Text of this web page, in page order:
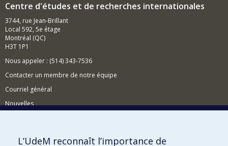
Centre d'études et de recherches internationales
3744, rue Jean-Brillant
Local 592, 5e étage
Montréal (QC)
H3T 1P1
Nous appeler : (514) 343-7536
Contacter un membre de notre équipe
Courriel général
Nouvelles
Comment soutenir le CÉRIUM?
L’UdeM reconnaît l’importance de